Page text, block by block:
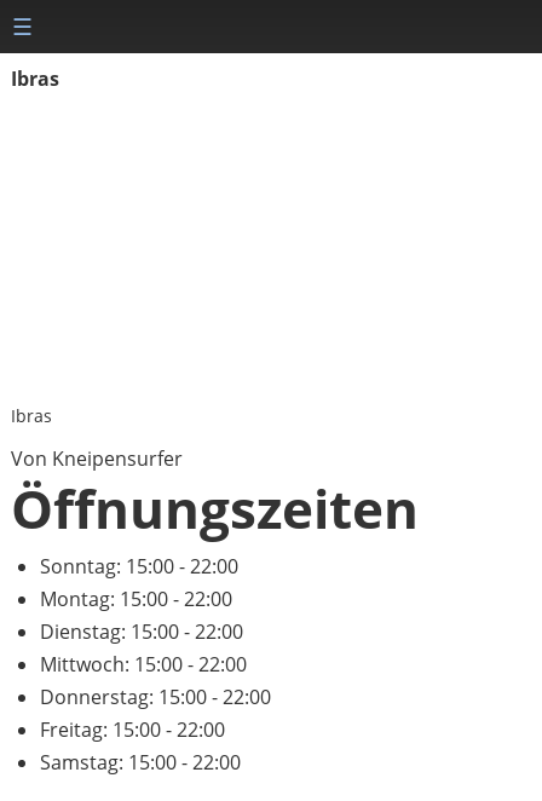
☰
Ibras
Ibras
Von Kneipensurfer
Öffnungszeiten
Sonntag: 15:00 - 22:00
Montag: 15:00 - 22:00
Dienstag: 15:00 - 22:00
Mittwoch: 15:00 - 22:00
Donnerstag: 15:00 - 22:00
Freitag: 15:00 - 22:00
Samstag: 15:00 - 22:00